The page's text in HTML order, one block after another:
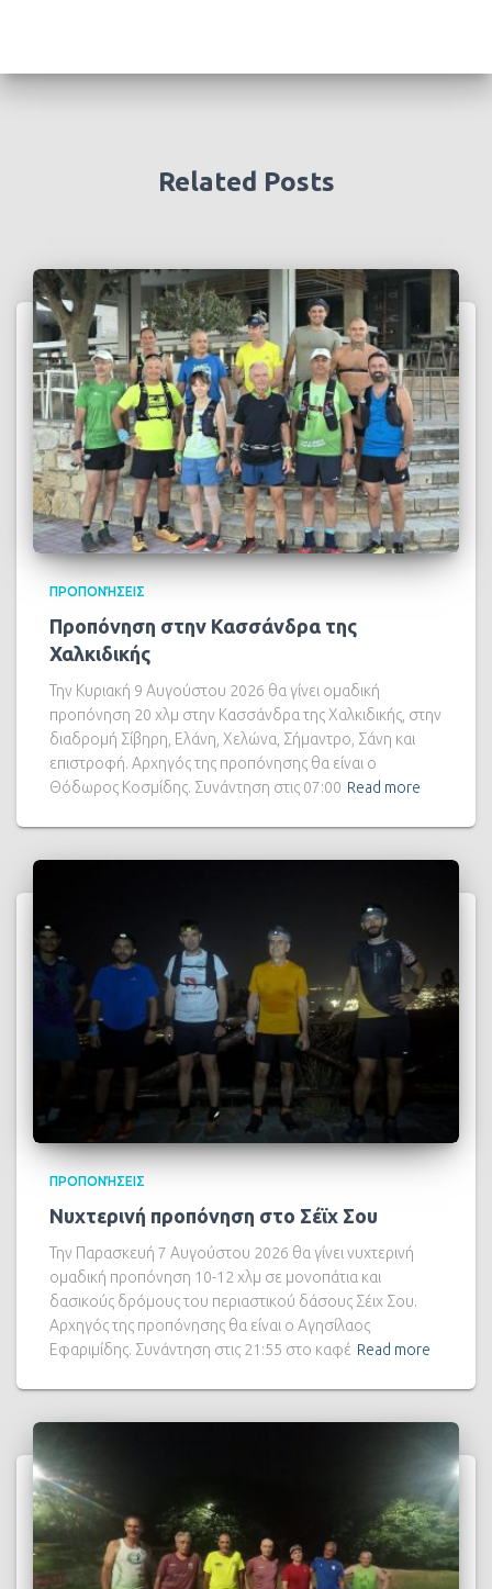
Related Posts
ΠΡΟΠΟΝΉΣΕΙΣ
Προπόνηση στην Κασσάνδρα της
Χαλκιδικής
Την Κυριακή 9 Αυγούστου 2026 θα γίνει ομαδική
προπόνηση 20 χλμ στην Κασσάνδρα της Χαλκιδικής, στην
διαδρομή Σίβηρη, Ελάνη, Χελώνα, Σήμαντρο, Σάνη και
επιστροφή. Αρχηγός της προπόνησης θα είναι ο
Θόδωρος Κοσμίδης. Συνάντηση στις 07:00 Read more
ΠΡΟΠΟΝΉΣΕΙΣ
Νυχτερινή προπόνηση στο Σέϊχ Σου
Την Παρασκευή 7 Αυγούστου 2026 θα γίνει νυχτερινή
ομαδική προπόνηση 10-12 χλμ σε μονοπάτια και
δασικούς δρόμους του περιαστικού δάσους Σέιχ Σου.
Αρχηγός της προπόνησης θα είναι ο Αγησίλαος
Εφαριμίδης. Συνάντηση στις 21:55 στο καφέ Read more